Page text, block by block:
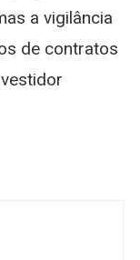
a vigilância
de contratos